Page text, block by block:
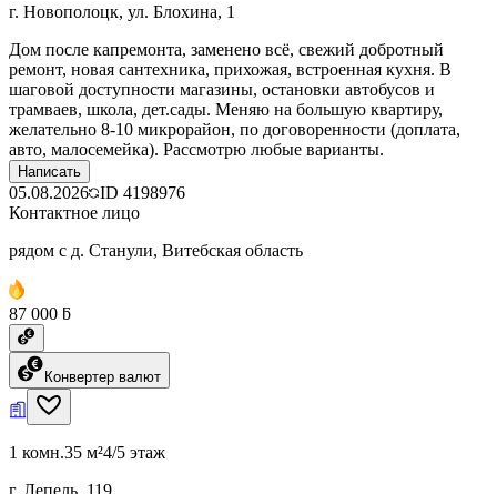
г. Новополоцк, ул. Блохина, 1
Дом после капремонта, заменено всё, свежий добротный
ремонт, новая сантехника, прихожая, встроенная кухня. В
шаговой доступности магазины, остановки автобусов и
трамваев, школа, дет.сады. Меняю на большую квартиру,
желательно 8-10 микрорайон, по договоренности (доплата,
авто, малосемейка). Рассмотрю любые варианты.
Написать
05.08.2026 ID 4198976
Контактное лицо
рядом с д. Станули, Витебская область
87 000 ƃ
Конвертер валют
1 комн.35 м²4/5 этаж
г. Лепель, 119